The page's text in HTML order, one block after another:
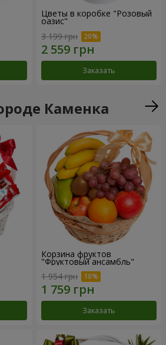
Цветы в коробке "Розовый
оазис"
3 199 грн
Заказать
Каменка
Корзина фруктов
"Фруктовый ансамбль"
1 954 грн
Заказать